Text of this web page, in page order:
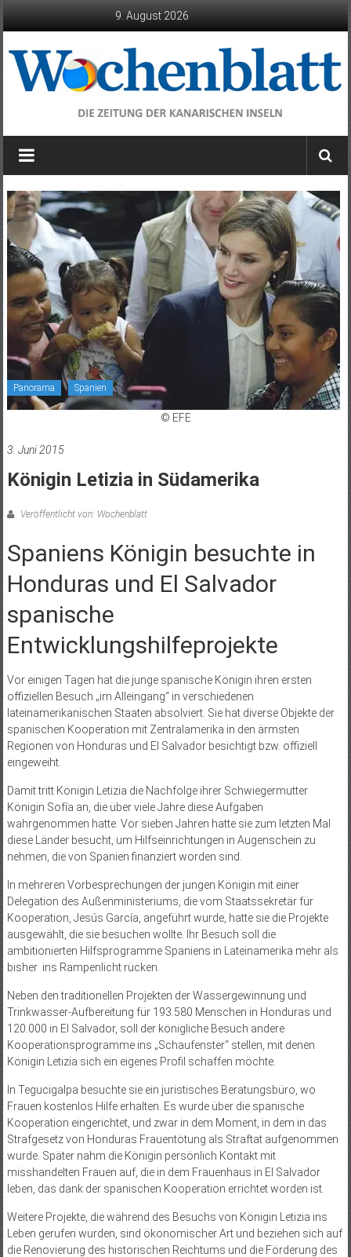
9. August 2026
Wochenblatt
die
der
Kanarischen
Inseln
Panorama Spanien
© EFE
3. Juni 2015
Königin Letizia in Südamerika
Veröffentlicht von: Wochenblatt
Spaniens Königin besuchte in
Honduras und El Salvador
spanische
Entwicklungshilfeprojekte
Vor einigen Tagen hat die junge spanische Königin ihren ersten
offiziellen Besuch „im Alleingang“ in verschiedenen
lateinamerikanischen Staaten absolviert. Sie hat diverse Objekte der
spanischen Kooperation mit Zentralamerika in den ärmsten
Regionen von Honduras und El Salvador besichtigt bzw. offiziell
eingeweiht.
Damit tritt Königin Letizia die Nachfolge ihrer Schwiegermutter
Königin Sofía an, die über viele Jahre diese Aufgaben
wahrgenommen hatte. Vor sieben Jahren hatte sie zum letzten Mal
diese Länder besucht, um Hilfseinrichtungen in Augenschein zu
nehmen, die von Spanien finanziert worden sind.
In mehreren Vorbesprechungen der jungen Königin mit einer
Delegation des Außenministeriums, die vom Staatssekretär für
Kooperation, Jesús García, angeführt wurde, hatte sie die Projekte
ausgewählt, die sie besuchen wollte. Ihr Besuch soll die
ambitionierten Hilfsprogramme Spaniens in Lateinamerika mehr als
bisher ins Rampenlicht rücken.
Neben den traditionellen Projekten der Wassergewinnung und
Trinkwasser-Aufbereitung für 193.580 Menschen in Honduras und
120.000 in El Salvador, soll der königliche Besuch andere
Kooperationsprogramme ins „Schaufenster“ stellen, mit denen
Königin Letizia sich ein eigenes Profil schaffen möchte.
In Tegucigalpa besuchte sie ein juristisches Beratungsbüro, wo
Frauen kostenlos Hilfe erhalten. Es wurde über die spanische
Kooperation eingerichtet, und zwar in dem Moment, in dem in das
Strafgesetz von Honduras Frauentötung als Straftat aufgenommen
wurde. Später nahm die Königin persönlich Kontakt mit
misshandelten Frauen auf, die in dem Frauenhaus in El Salvador
leben, das dank der spanischen Kooperation errichtet worden ist.
Weitere Projekte, die während des Besuchs von Königin Letizia ins
Leben gerufen wurden, sind ökonomischer Art und beziehen sich auf
die Renovierung des historischen Reichtums und die Förderung des